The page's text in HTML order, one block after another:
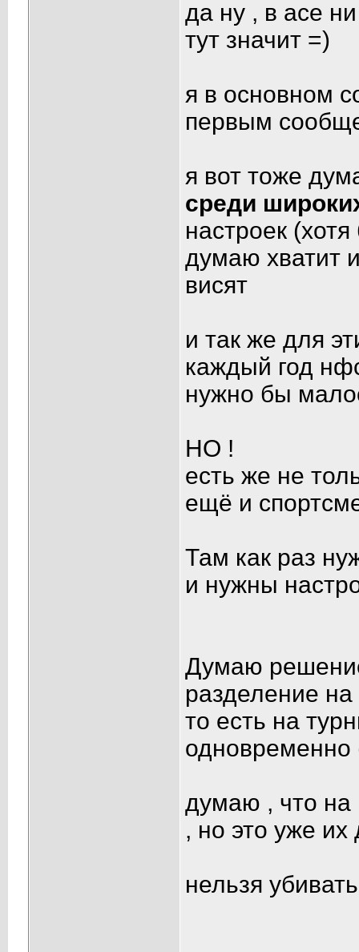
да ну , в асе
тут значит =)
я в основном
первым
я вот тоже
среди
настроек
думаю хватит
висят
и так же для
каждый год
нужно бы
НО !
есть же не
ещё и
Там как раз
и нужны
Думаю
разделение
то есть на
одновременно
думаю , что на
, но это уже их
нельзя